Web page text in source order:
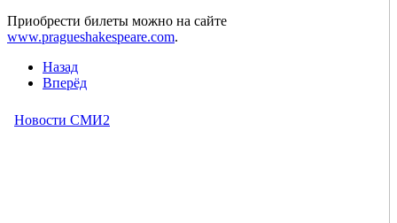
Приобрести билеты можно на сайте
www.pragueshakespeare.com.
Назад
Вперёд